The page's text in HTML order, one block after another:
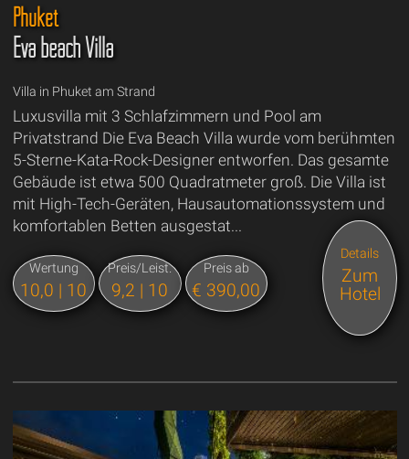
Phuket
Eva beach Villa
Villa in Phuket am Strand
Luxusvilla mit 3 Schlafzimmern und Pool am
Privatstrand Die Eva Beach Villa wurde vom berühmten
5-Sterne-Kata-Rock-Designer entworfen. Das gesamte
Gebäude ist etwa 500 Quadratmeter groß. Die Villa ist
mit High-Tech-Geräten, Hausautomationssystem und
komfortablen Betten ausgestat...
Wertung
10,0 | 10
Preis/Leist.
9,2 | 10
Preis ab
€ 390,00
Details
Zum
Hotel